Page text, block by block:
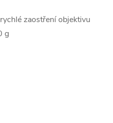
zaostření objektivu
g